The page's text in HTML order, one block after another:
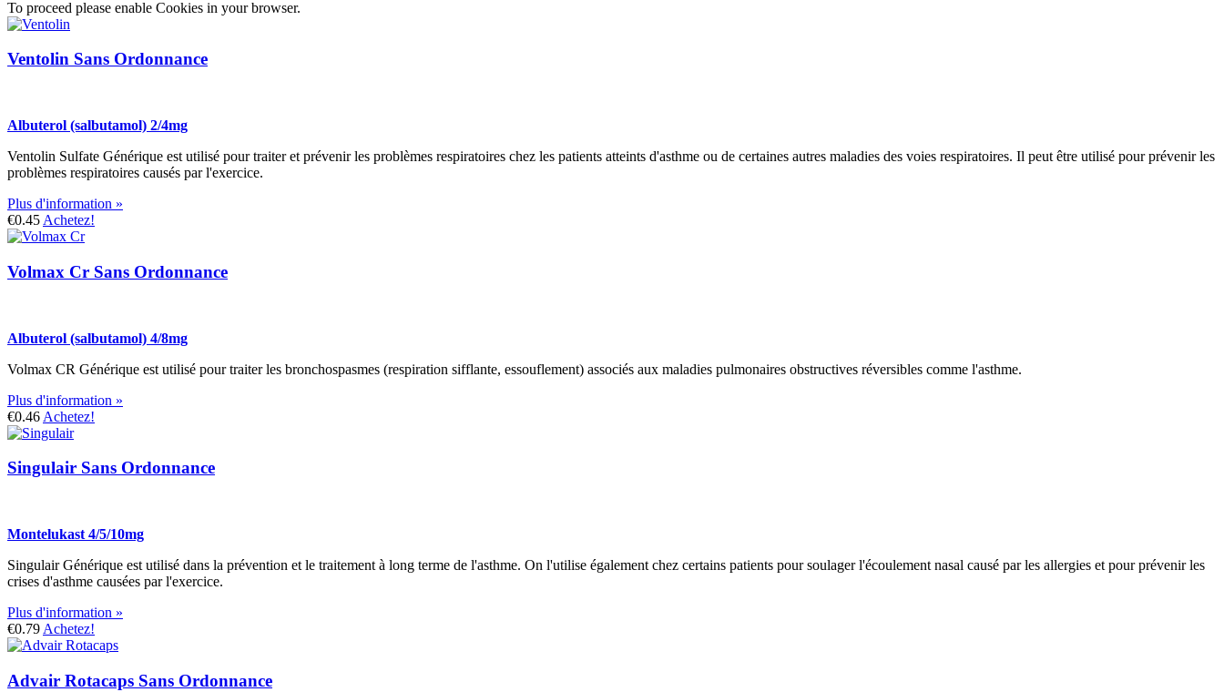
To proceed please enable Cookies in your browser.
Ventolin Sans Ordonnance
Albuterol (salbutamol) 2/4mg
Ventolin Sulfate Générique est utilisé pour traiter et prévenir les problèmes respiratoires chez les patients atteints d'asthme ou de certaines autres maladies des voies respiratoires. Il peut être utilisé pour prévenir les
problèmes respiratoires causés par l'exercice.
Plus d'information »
€0.45 Achetez!
Volmax Cr Sans Ordonnance
Albuterol (salbutamol) 4/8mg
Volmax CR Générique est utilisé pour traiter les bronchospasmes (respiration sifflante, essouflement) associés aux maladies pulmonaires obstructives réversibles comme l'asthme.
Plus d'information »
€0.46 Achetez!
Singulair Sans Ordonnance
Montelukast 4/5/10mg
Singulair Générique est utilisé dans la prévention et le traitement à long terme de l'asthme. On l'utilise également chez certains patients pour soulager l'écoulement nasal causé par les allergies et pour prévenir les
crises d'asthme causées par l'exercice.
Plus d'information »
€0.79 Achetez!
Advair Rotacaps Sans Ordonnance